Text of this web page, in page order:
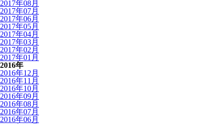
2017年08月
2017年07月
2017年06月
2017年05月
2017年04月
2017年03月
2017年02月
2017年01月
2016年
2016年12月
2016年11月
2016年10月
2016年09月
2016年08月
2016年07月
2016年06月